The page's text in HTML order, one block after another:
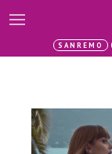
SANREMO